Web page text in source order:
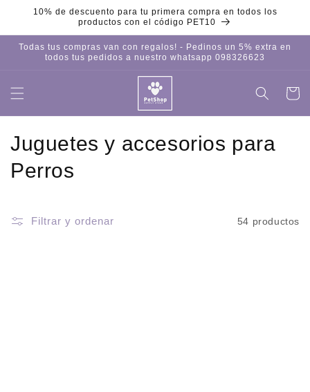
directamente
10% de descuento para tu primera compra en todos los
productos con el código PET10
Todas tus compras van con regalos! - Pedinos un 5% extra en
todos tus pedidos a nuestro whatsapp 098326623
Iniciar
sesión
Carrito
C
o
e
Juguetes y accesorios para
Perros
Filtrar y ordenar 54 productos